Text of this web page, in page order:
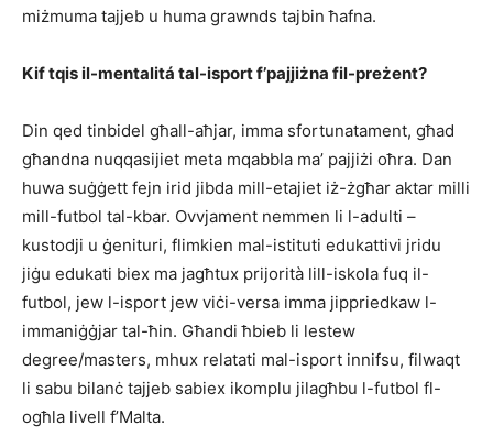
miżmuma tajjeb u huma grawnds tajbin ħafna.
Kif tqis il-mentalitá tal-isport f’pajjiżna fil-preżent?
Din qed tinbidel għall-aħjar, imma sfortunatament, għad
għandna nuqqasijiet meta mqabbla ma’ pajjiżi oħra. Dan
huwa suġġett fejn irid jibda mill-etajiet iż-żgħar aktar milli
mill-futbol tal-kbar. Ovvjament nemmen li l-adulti –
kustodji u ġenituri, flimkien mal-istituti edukattivi jridu
jiġu edukati biex ma jagħtux prijorità lill-iskola fuq il-
futbol, jew l-isport jew viċi-versa imma jippriedkaw l-
immaniġġjar tal-ħin. Għandi ħbieb li lestew
degree/masters, mhux relatati mal-isport innifsu, filwaqt
li sabu bilanċ tajjeb sabiex ikomplu jilagħbu l-futbol fl-
ogħla livell f’Malta.